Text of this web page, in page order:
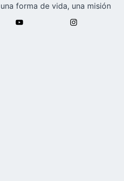
forma de vida, una misión